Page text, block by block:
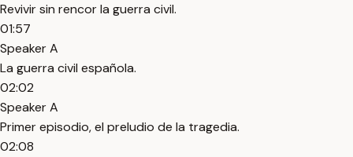
Revivir sin rencor la guerra civil.
01:57
Speaker A
La guerra civil española.
02:02
Speaker A
Primer episodio, el preludio de la tragedia.
02:08